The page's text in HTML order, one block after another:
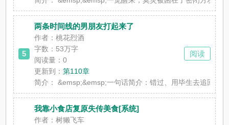
5
两条时间线的男朋友打起来了
作者：桃花烈酒
字数：53万字
阅读量：0
更新到：第110章
简介：
&emsp;&emsp;一句话简介：错过、用毕生去追回。
阅读
我靠小食店复原失传美食[系统]
作者：树獭飞车